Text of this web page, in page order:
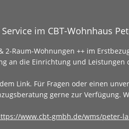
im CBT-Wohnhaus
2-Raum-Wohnungen ++ im
an die Einrichtung und Leistungen
Link. Für Fragen oder einen
gerne zur Verfügung.
www.cbt-gmbh.de/wms/peter-